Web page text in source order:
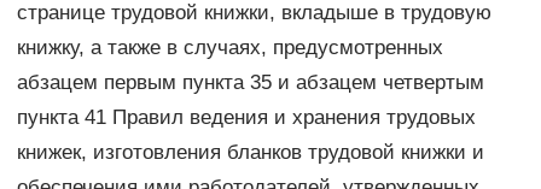
странице трудовой книжки, вкладыше в трудовую
книжку, а также в случаях, предусмотренных
абзацем первым пункта 35 и абзацем четвертым
пункта 41 Правил ведения и хранения трудовых
книжек, изготовления бланков трудовой книжки и